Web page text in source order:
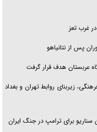
غرب تعز
پس از نتانیاهو
عربستان هدف قرار گرفت
زیربنای روابط تهران و بغداد
سناریو برای ترامپ در جنگ ایران